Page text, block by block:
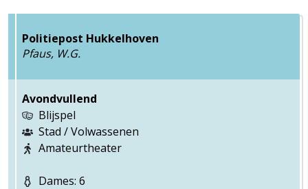
Politiepost Hukkelhoven
Pfaus, W.G.
Avondvullend
Blijspel
Stad / Volwassenen
Amateurtheater
Dames: 6